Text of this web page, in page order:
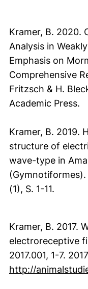
Kramer, B. 2020.
Analysis in
Emphasis on
Comprehensive
Fritzsch & H.
Academic Press.
Kramer, B. 2019.
structure of
wave-type in
(1), S. 1-11.
Kramer, B. 2017.
electroreceptive
2017.001, 1-7.
http://